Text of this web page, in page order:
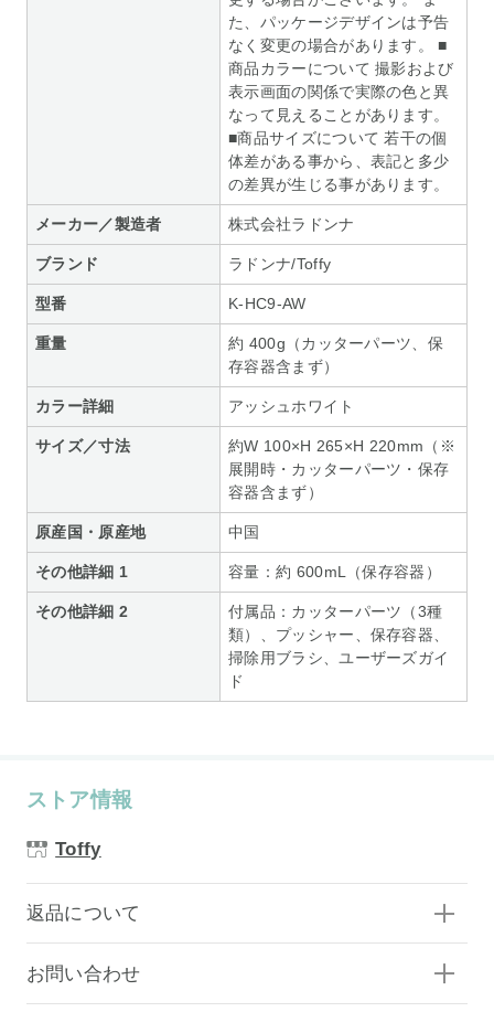
た、パッケージデザインは予告
なく変更の場合があります。 ■
商品カラーについて 撮影および
表示画面の関係で実際の色と異
なって見えることがあります。
■商品サイズについて 若干の個
体差がある事から、表記と多少
の差異が生じる事があります。
メーカー／製造者 株式会社ラドンナ
ブランド ラドンナ/Toffy
型番 K-HC9-AW
重量
約 400g（カッターパーツ、保
存容器含まず）
カラー詳細 アッシュホワイト
サイズ／寸法
約W 100×H 265×H 220mm（※
展開時・カッターパーツ・保存
容器含まず）
原産国・原産地 中国
その他詳細 1 容量：約 600mL（保存容器）
その他詳細 2
付属品：カッターパーツ（3種
類）、プッシャー、保存容器、
掃除用ブラシ、ユーザーズガイ
ド
ストア情報
Toffy
返品について
お問い合わせ